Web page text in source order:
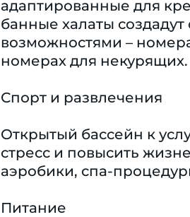
адаптированные для
банные халаты
возможностями –
номерах для некурящих.
Спорт и развлечения
Открытый бассейн к
стресс и повысить
аэробики, спа-
Питание